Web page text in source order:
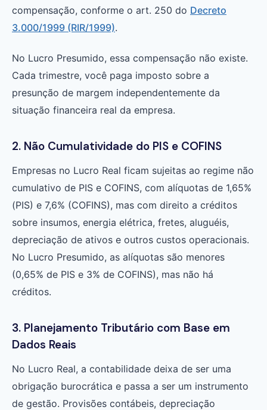
compensação, conforme o art. 250 do Decreto
3.000/1999 (RIR/1999).
No Lucro Presumido, essa compensação não existe.
Cada trimestre, você paga imposto sobre a
presunção de margem independentemente da
situação financeira real da empresa.
2. Não Cumulatividade do PIS e COFINS
Empresas no Lucro Real ficam sujeitas ao regime não
cumulativo de PIS e COFINS, com alíquotas de 1,65%
(PIS) e 7,6% (COFINS), mas com direito a créditos
sobre insumos, energia elétrica, fretes, aluguéis,
depreciação de ativos e outros custos operacionais.
No Lucro Presumido, as alíquotas são menores
(0,65% de PIS e 3% de COFINS), mas não há
créditos.
3. Planejamento Tributário com Base em
Dados Reais
No Lucro Real, a contabilidade deixa de ser uma
obrigação burocrática e passa a ser um instrumento
de gestão. Provisões contábeis, depreciação